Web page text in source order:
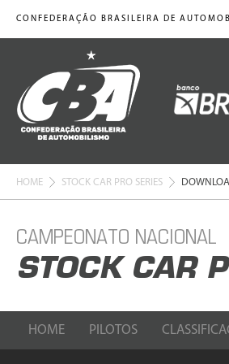
CONFEDERAÇÃO BRASILEIRA DE
HOME STOCK CAR PRO SERIES
CAMPEONATO NACIONAL
STOCK CAR
HOME PILOTOS